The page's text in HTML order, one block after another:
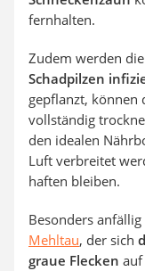
fernhalten.
Zudem werden
Schadpilzen
gepflanzt, können
vollständig
den idealen
Luft verbreitet
haften bleiben.
Besonders
Mehltau, der sich
graue Flecken auf